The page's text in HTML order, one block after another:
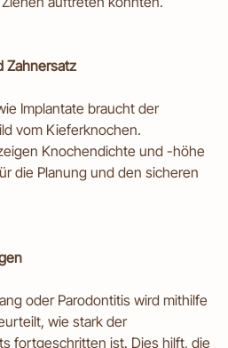
Zahnersatz
Implantate braucht der
vom Kieferknochen.
Knochendichte und -höhe
die Planung und den sicheren
oder Parodontitis wird mithilfe
wie stark der
fortgeschritten ist. Dies hilft, die